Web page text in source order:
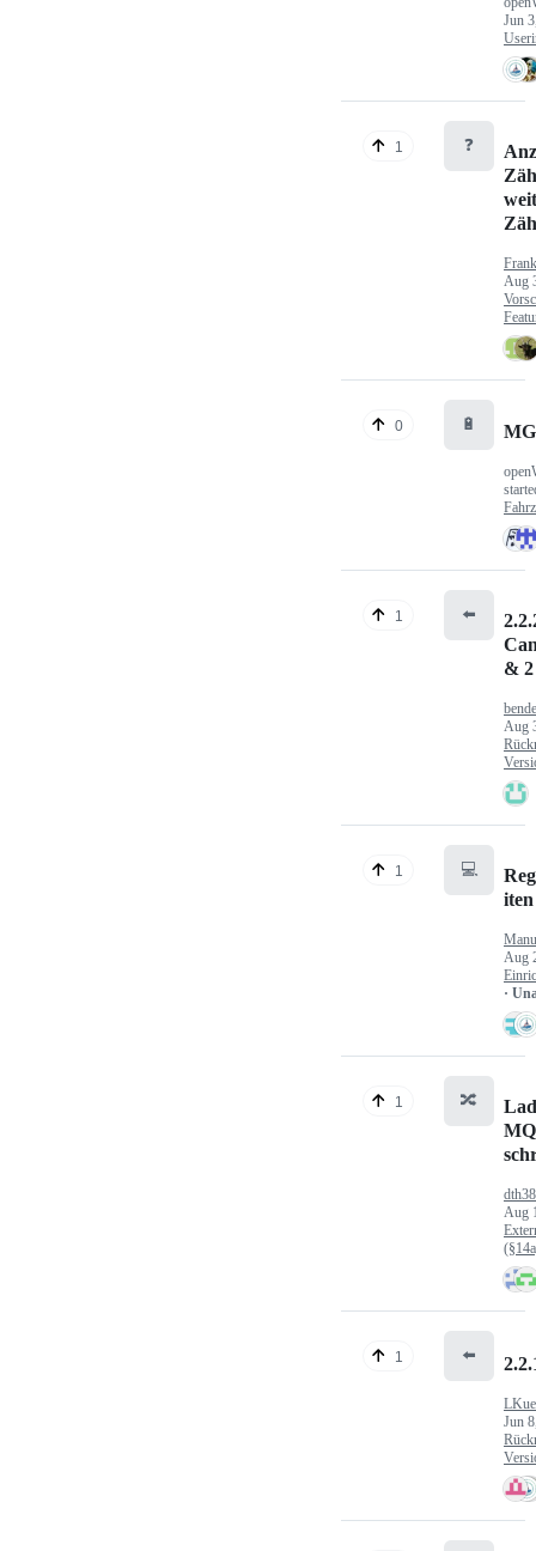
Jun
1 ❓
Aug
0 🔋
1 ⬅️
& 2
Aug
1 💻
iten
Aug
·
1 🔀
Aug
1 ⬅️
Jun